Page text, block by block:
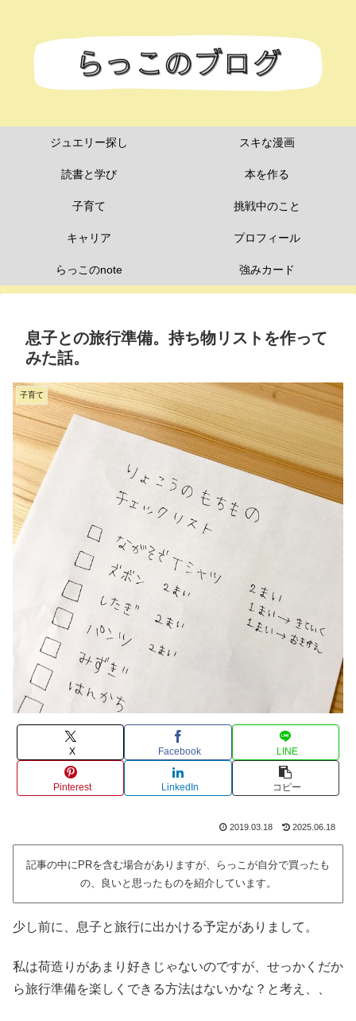
ジュエリー探し スキな漫画
読書と学び 本を作る
子育て 挑戦中のこと
キャリア プロフィール
らっこのnote 強みカード
息子との旅行準備。持ち物リストを作って
みた話。
子育て
X Facebook LINE
Pinterest LinkedIn コピー
2019.03.18 2025.06.18
記事の中にPRを含む場合がありますが、らっこが自分で買ったも
の、良いと思ったものを紹介しています。
少し前に、息子と旅行に出かける予定がありまして。
私は荷造りがあまり好きじゃないのですが、せっかくだか
ら旅行準備を楽しくできる方法はないかな？と考え、、